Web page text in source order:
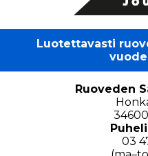
Luotettavasti
Ruoveden
03